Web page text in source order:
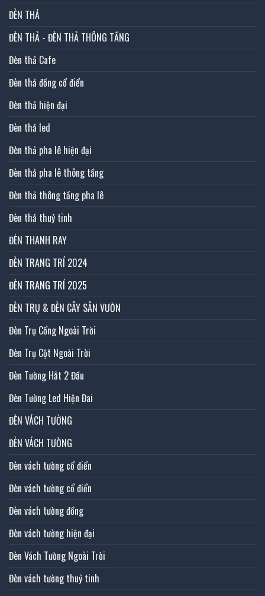
ĐÈN THẢ
ĐÈN THẢ - ĐÈN THẢ THÔNG TẦNG
Đèn thả Cafe
Đèn thả đồng cổ điển
Đèn thả hiện đại
Đèn thả led
Đèn thả pha lê hiện đại
Đèn thả pha lê thông tầng
Đèn thả thông tầng pha lê
Đèn thả thuỷ tinh
ĐÈN THANH RAY
ĐÈN TRANG TRÍ 2024
ĐÈN TRANG TRÍ 2025
ĐÈN TRỤ & ĐÈN CÂY SÂN VƯỜN
Đèn Trụ Cổng Ngoài Trời
Đèn Trụ Cột Ngoài Trời
Đèn Tường Hắt 2 Đầu
Đèn Tường Led Hiện Đai
ĐÈN VÁCH TƯỜNG
ĐÈN VÁCH TƯỜNG
Đèn vách tường cổ điển
Đèn vách tường cổ điển
Đèn vách tường đồng
Đèn vách tường hiện đại
Đèn Vách Tường Ngoài Trời
Đèn vách tường thuỷ tinh